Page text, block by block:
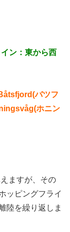
ン：東から西
バツフ
ホニン
ますが、その
ッピングフライ
陸を繰り返しま